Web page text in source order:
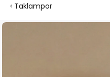
Taklampor
Hoppa